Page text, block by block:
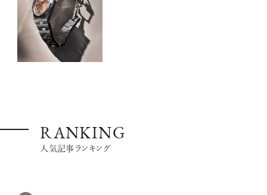
RANKING
人気記事ランキング